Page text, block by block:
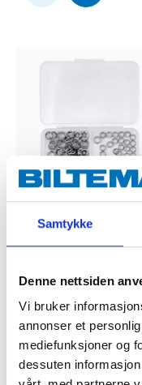
Samtykke
Denne nettsiden
Vi bruker
annonser et
mediefunksjoner og
dessuten
6990
Spring Ring Set,
65store